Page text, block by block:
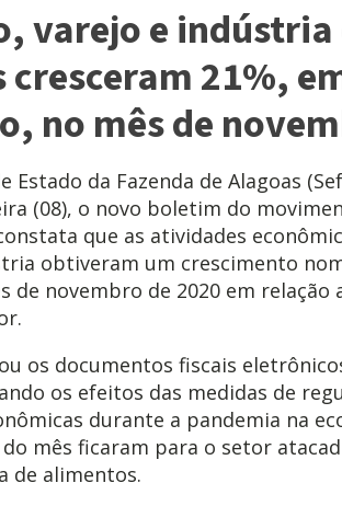
varejo e indústria
cresceram 21%,
no mês de
Estado da Fazenda de Alagoas
(08), o novo boletim do
que as atividades
obtiveram um crescimento
de novembro de 2020 em
os documentos fiscais
os efeitos das medidas de
durante a pandemia na
do mês ficaram para o setor
de alimentos.